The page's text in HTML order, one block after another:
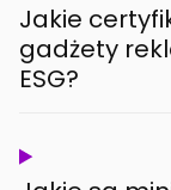
Jakie
gadżety
ESG?